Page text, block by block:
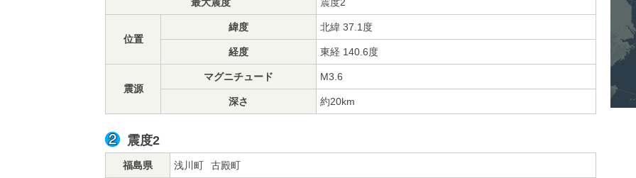
位置
緯度 北緯 37.1度
経度 東経 140.6度
震源
マグニチュード M3.6
深さ 約20km
震度2
福島県 浅川町 古殿町